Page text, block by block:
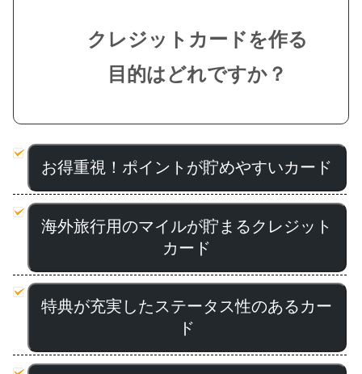
クレジットカードを作る
目的はどれですか？
お得重視！ポイントが貯めやすいカード
海外旅行用のマイルが貯まるクレジット
カード
特典が充実したステータス性のあるカー
ド